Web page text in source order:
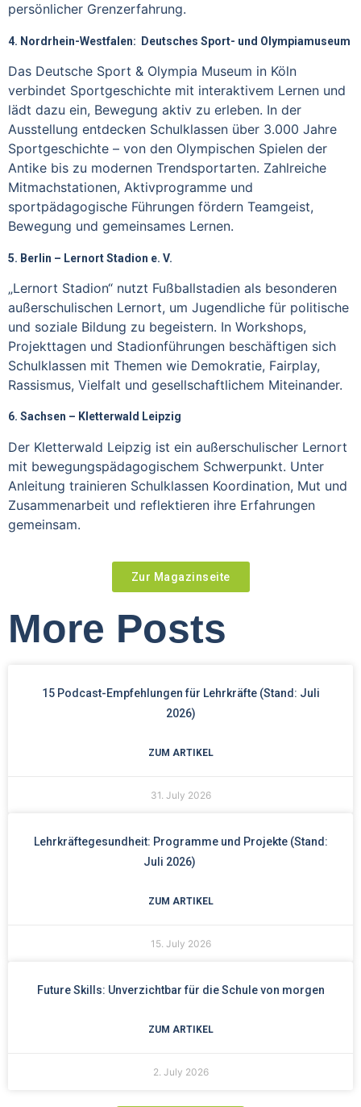
persönlicher Grenzerfahrung.
4. Nordrhein-Westfalen: Deutsches Sport- und Olympiamuseum
Das Deutsche Sport & Olympia Museum in Köln
verbindet Sportgeschichte mit interaktivem Lernen und
lädt dazu ein, Bewegung aktiv zu erleben. In der
Ausstellung entdecken Schulklassen über 3.000 Jahre
Sportgeschichte – von den Olympischen Spielen der
Antike bis zu modernen Trendsportarten. Zahlreiche
Mitmachstationen, Aktivprogramme und
sportpädagogische Führungen fördern Teamgeist,
Bewegung und gemeinsames Lernen.
5. Berlin – Lernort Stadion e. V.
„Lernort Stadion“ nutzt Fußballstadien als besonderen
außerschulischen Lernort, um Jugendliche für politische
und soziale Bildung zu begeistern. In Workshops,
Projekttagen und Stadionführungen beschäftigen sich
Schulklassen mit Themen wie Demokratie, Fairplay,
Rassismus, Vielfalt und gesellschaftlichem Miteinander.
6. Sachsen – Kletterwald Leipzig
Der Kletterwald Leipzig ist ein außerschulischer Lernort
mit bewegungspädagogischem Schwerpunkt. Unter
Anleitung trainieren Schulklassen Koordination, Mut und
Zusammenarbeit und reflektieren ihre Erfahrungen
gemeinsam.
Zur Magazinseite
More Posts
15 Podcast-Empfehlungen für Lehrkräfte (Stand: Juli
2026)
ZUM ARTIKEL
31. July 2026
Lehrkräftegesundheit: Programme und Projekte (Stand:
Juli 2026)
ZUM ARTIKEL
15. July 2026
Future Skills: Unverzichtbar für die Schule von morgen
ZUM ARTIKEL
2. July 2026